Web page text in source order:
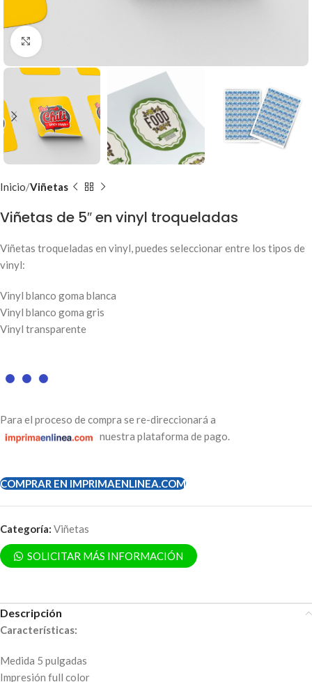
Clic para ampliar
Inicio Viñetas
Viñetas de 5″ en vinyl troqueladas
Viñetas troqueladas en vinyl, puedes seleccionar entre los tipos de
vinyl:
Vinyl blanco goma blanca
Vinyl blanco goma gris
Vinyl transparente
Para el proceso de compra se re-direccionará a
nuestra plataforma de pago.
COMPRAR EN IMPRIMAENLINEA.COM
Categoría: Viñetas
SOLICITAR MÁS INFORMACIÓN
Descripción
Características:
Medida 5 pulgadas
Impresión full color